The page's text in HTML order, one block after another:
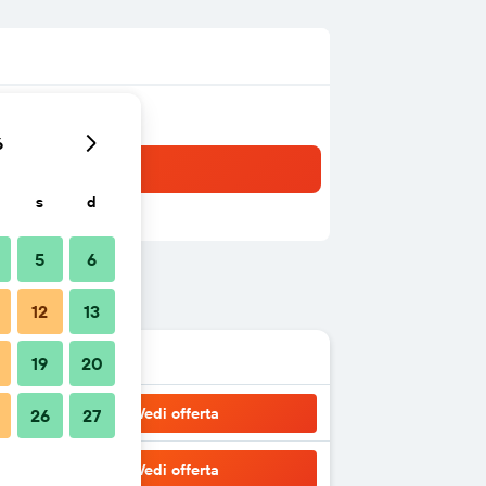
Vedi offerta
Vedi offerta
s d
5 6
12 13
19 20
26 27